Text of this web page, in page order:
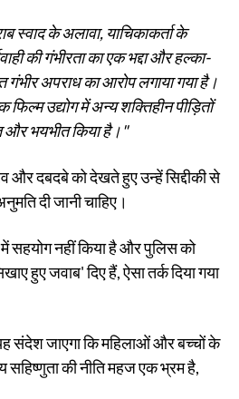
स्वाद के अलावा, याचिकाकर्ता के
की गंभीरता का एक भद्दा और हल्का-
अपराध का आरोप लगाया गया है।
उद्योग में अन्य शक्तिहीन पीड़ितों
और भयभीत किया है।"
दबदबे को देखते हुए उन्हें सिद्दीकी से
दी जानी चाहिए।
सहयोग नहीं किया है और पुलिस को
हुए जवाब' दिए हैं, ऐसा तर्क दिया गया
संदेश जाएगा कि महिलाओं और बच्चों के
की नीति महज एक भ्रम है,